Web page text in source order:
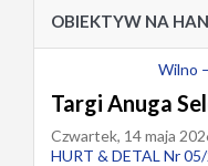
OBIEKTYW NA
Wilno
Targi Anuga
Czwartek, 14 maja
HURT & DETAL Nr